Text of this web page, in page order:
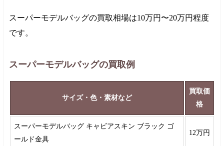
スーパーモデルバッグの買取相場は10万円 〜20万円程度
です。
スーパーモデルバッグの買取例
サイズ・色・素材など
買取価
格
スーパーモデルバッグ キャビアスキン ブラック ゴ
ールド金具
12万円